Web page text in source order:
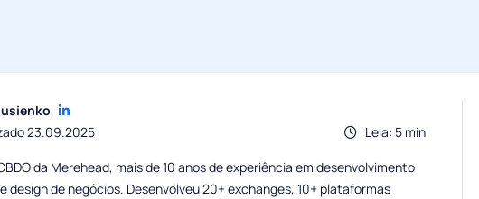
Leia: 5 min
23.09.2025
da Merehead, mais de 10 anos de experiência em desenvolvimento
design de negócios. Desenvolveu 20+ exchanges, 10+ plataformas